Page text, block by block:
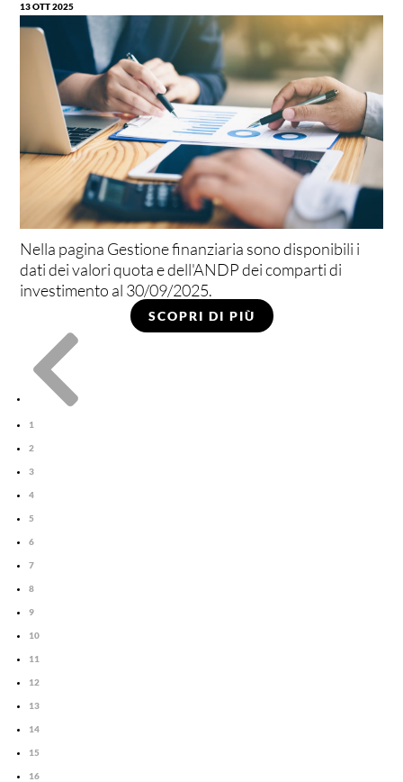
13 OTT 2025
Nella pagina Gestione finanziaria sono disponibili i
dati dei valori quota e dell'ANDP dei comparti di
investimento al 30/09/2025.
SCOPRI DI PIÙ

1
2
3
4
5
6
7
8
9
10
11
12
13
14
15
16